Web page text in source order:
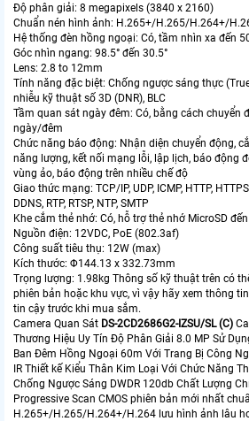
Độ phân giải: 8 megapixels (3840 x 2160)
Chuẩn nén hình ảnh: H.265+/H.265/H.264+/
Hệ thống đèn hồng ngoại: Có, tầm nhìn xa đến
Góc nhìn ngang: 98.5° đến 30.5°
Lens: 2.8 to 12mm
Tính năng đặc biệt: Chống ngược sáng thực
nhiễu kỹ thuật số 3D (DNR), BLC
Tầm quan sát ngày đêm: Có, bằng cách chuyển
ngày/đêm
Chức năng báo động: Nhận diện chuyển động,
năng lượng, kết nối mạng lỗi, lập lịch, báo động
vùng ảo, báo động trên nhiều chế độ
Giao thức mạng: TCP/IP, UDP, ICMP, HTTP,
DDNS, RTP, RTSP, NTP, SMTP
Khe cắm thẻ nhớ: Có, hỗ trợ thẻ nhớ MicroSD
Nguồn điện: 12VDC, PoE (802.3af)
Công suất tiêu thụ: 12W (max)
Kích thước: Φ144.13 x 332.73mm
Trọng lượng: 1.98kg Thông số kỹ thuật trên có
phiên bản hoặc khu vực, vì vậy hãy xem thông
tin cậy trước khi mua sắm.
Camera Quan Sát DS-2CD2686G2-IZSU/SL (C)
Thương Hiệu Uy Tín Độ Phân Giải 8.0 MP Sử
Ban Đêm Hồng Ngoại 60m Với Trang Bị Công
IR Thiết kế Kiểu Thân Kim Loại Với Chức Năng
Chống Ngược Sáng DWDR 120db Chất Lượng
Progressive Scan CMOS phiên bản mới nhất
H.265+/H.265/H.264+/H.264 lưu hình ảnh lâu